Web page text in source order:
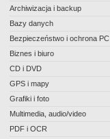
Archiwizacja i backup
Bazy danych
Bezpieczeństwo i ochrona PC
Biznes i biuro
CD i DVD
GPS i mapy
Grafiki i foto
Multimedia, audio/video
PDF i OCR